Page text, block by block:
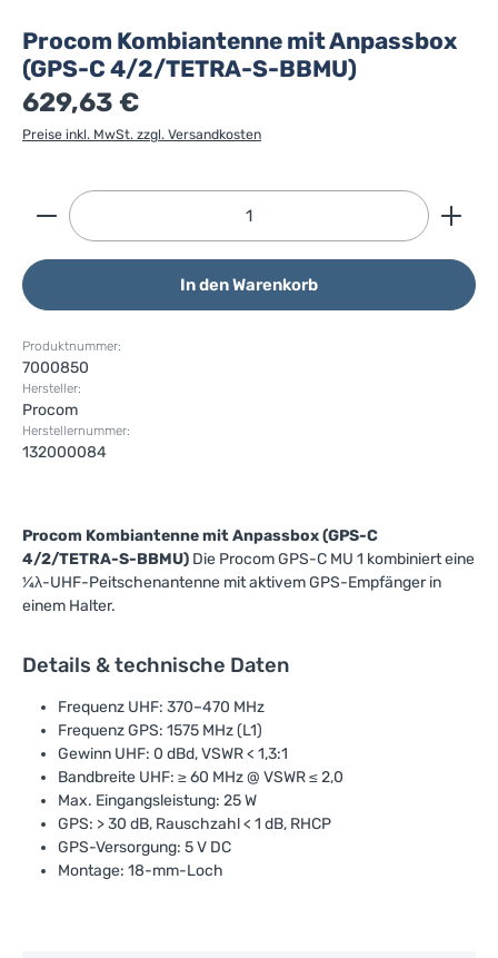
Procom Kombiantenne mit Anpassbox
(GPS-C 4/2/TETRA-S-BBMU)
629,63 €
Preise inkl. MwSt. zzgl. Versandkosten
Produkt Anzahl: Gib den gewünschten Wert ein
In den Warenkorb
Produktnummer:
7000850
Hersteller:
Procom
Herstellernummer:
132000084
Procom Kombiantenne mit Anpassbox (GPS-C
4/2/TETRA-S-BBMU) Die Procom GPS-C MU 1 kombiniert eine
¼λ-UHF-Peitschenantenne mit aktivem GPS-Empfänger in
einem Halter.
Details & technische Daten
Frequenz UHF: 370–470 MHz
Frequenz GPS: 1575 MHz (L1)
Gewinn UHF: 0 dBd, VSWR < 1,3:1
Bandbreite UHF: ≥ 60 MHz @ VSWR ≤ 2,0
Max. Eingangsleistung: 25 W
GPS: > 30 dB, Rauschzahl < 1 dB, RHCP
GPS-Versorgung: 5 V DC
Montage: 18-mm-Loch